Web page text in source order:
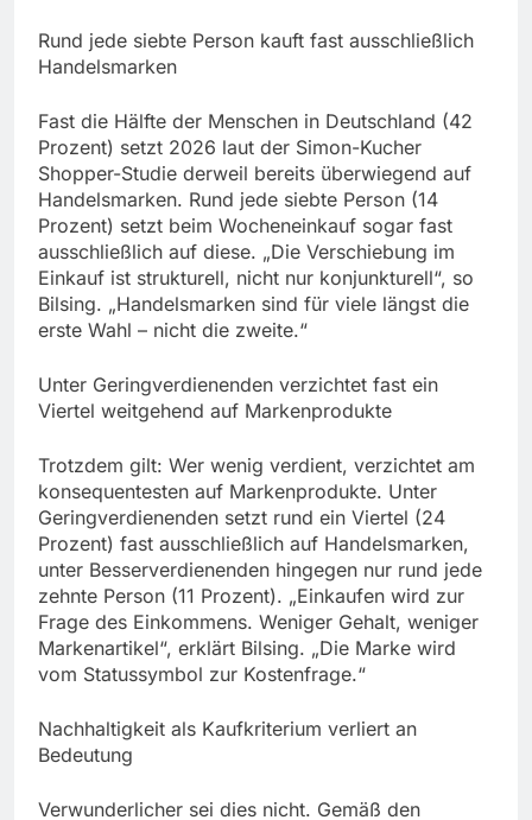
Rund jede siebte Person kauft fast ausschließlich
Handelsmarken
Fast die Hälfte der Menschen in Deutschland (42
Prozent) setzt 2026 laut der Simon-Kucher
Shopper-Studie derweil bereits überwiegend auf
Handelsmarken. Rund jede siebte Person (14
Prozent) setzt beim Wocheneinkauf sogar fast
ausschließlich auf diese. „Die Verschiebung im
Einkauf ist strukturell, nicht nur konjunkturell“, so
Bilsing. „Handelsmarken sind für viele längst die
erste Wahl – nicht die zweite.“
Unter Geringverdienenden verzichtet fast ein
Viertel weitgehend auf Markenprodukte
Trotzdem gilt: Wer wenig verdient, verzichtet am
konsequentesten auf Markenprodukte. Unter
Geringverdienenden setzt rund ein Viertel (24
Prozent) fast ausschließlich auf Handelsmarken,
unter Besserverdienenden hingegen nur rund jede
zehnte Person (11 Prozent). „Einkaufen wird zur
Frage des Einkommens. Weniger Gehalt, weniger
Markenartikel“, erklärt Bilsing. „Die Marke wird
vom Statussymbol zur Kostenfrage.“
Nachhaltigkeit als Kaufkriterium verliert an
Bedeutung
Verwunderlicher sei dies nicht. Gemäß den